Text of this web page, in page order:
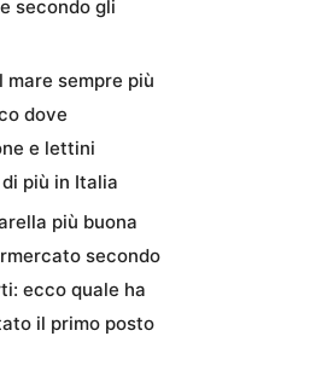
secondo gli
mare sempre più
dove
e lettini
più in Italia
più buona
secondo
ecco quale ha
il primo posto